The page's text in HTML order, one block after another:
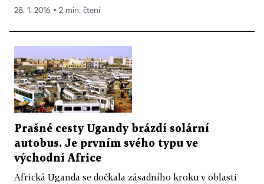
28. 1. 2016 ▪ 2 min. čtení
Prašné cesty Ugandy brázdí solární
autobus. Je prvním svého typu ve
východní Africe
Africká Uganda se dočkala zásadního kroku v oblasti